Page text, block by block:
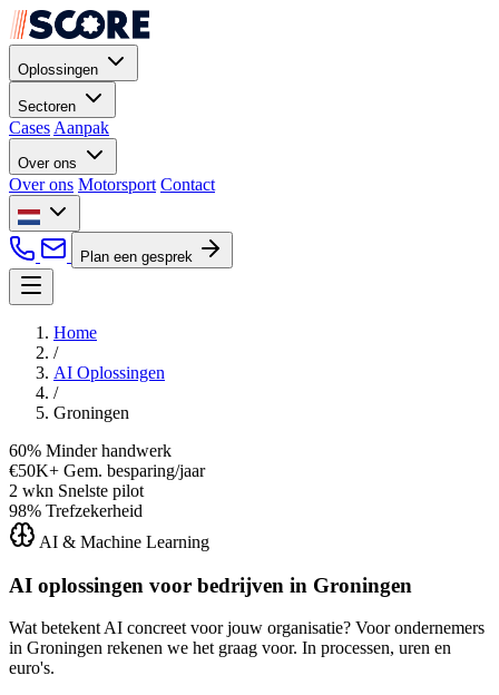
Oplossingen
Sectoren
Cases Aanpak
Over ons
Over ons Motorsport Contact
Plan een gesprek
Home
/
AI Oplossingen
/
Groningen
60% Minder handwerk
€50K+ Gem. besparing/jaar
2 wkn Snelste pilot
98% Trefzekerheid
AI & Machine Learning
AI oplossingen voor bedrijven in Groningen
Wat betekent AI concreet voor jouw organisatie? Voor ondernemers
in Groningen rekenen we het graag voor. In processen, uren en
euro's.